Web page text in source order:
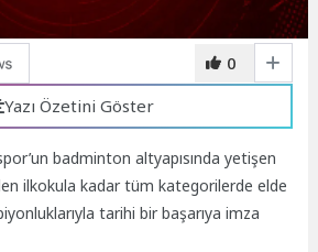
0
Yazı Özetini Göster
badminton altyapısında yetişen
ilkokula kadar tüm kategorilerde elde
tarihi bir başarıya imza